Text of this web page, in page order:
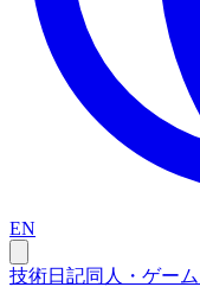
EN
技術日記同人・ゲーム